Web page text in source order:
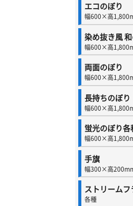
エコのぼり
幅600×高
染め抜き風
幅600×高
両面のぼり
幅600×高
長持ちのぼり
幅600×高
蛍光のぼり各
幅600×高
手旗
幅300×高
ストリームフ
各種